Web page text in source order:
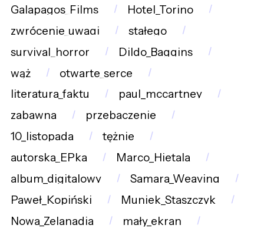
Galapagos_Films
Hotel_Torino
zwrócenie_uwagi
stałego
survival_horror
Dildo_Baggins
wąż
otwarte_serce
literatura_faktu
paul_mccartney
zabawna
przebaczenie
10_listopada
tężnie
autorska_EPka
Marco_Hietala
album_digitalowy
Samara_Weaving
Paweł_Kopiński
Muniek_Staszczyk
Nowa_Zelanadia
mały_ekran